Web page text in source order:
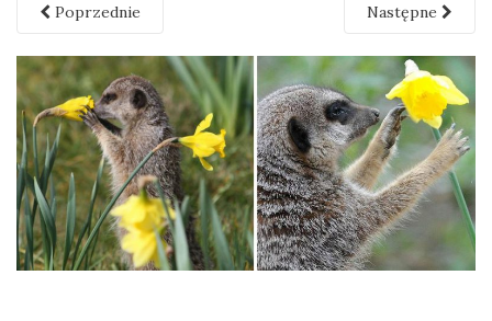
Poprzednie Następne